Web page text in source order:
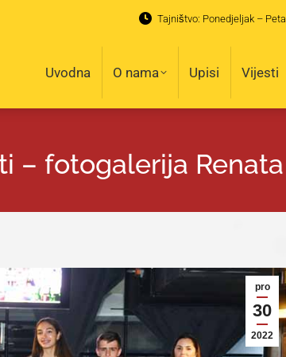
Tajništvo: Ponedjeljak –
Uvodna O nama Upisi Vijesti
– fotogalerija
pro
30
2022
O nama Upisi Vijesti